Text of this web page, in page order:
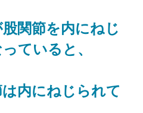
関節を内にねじ
ていると、
内にねじられて